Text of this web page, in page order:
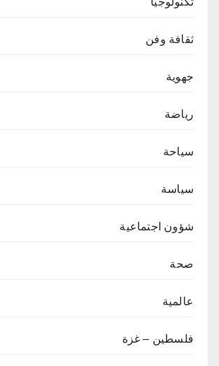
ثقافة وفن
جهوية
رياضة
سياحة
سياسة
شؤون اجتماعية
صحة
عالمية
فلسطين – غزة